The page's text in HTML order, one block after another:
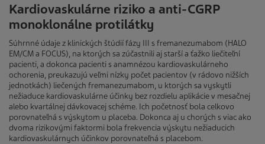
Kardiovaskulárne riziko a anti-CGRP
monoklonálne protilátky
Súhrnné údaje z klinických štúdií fázy III s fremanezumabom (HALO
EM/CM a FOCUS), na ktorých sa zúčastnili aj starší a ťažko liečiteľní
pacienti, a dokonca pacienti s anamnézou kardiovaskulárneho
ochorenia, preukazujú veľmi nízky počet pacientov (v rádovo nižších
jednotkách) liečených fremanezumabom, u ktorých sa vyskytli
nežiaduce kardiovaskulárne účinky bez rozdielu aplikácie v mesačnej
alebo kvartálnej dávkovacej schéme. Ich početnosť bola celkovo
porovnateľná s výskytom u placeba. Dokonca aj u chorých s viac ako
dvoma rizikovými faktormi bola frekvencia výskytu nežiaducich
kardiovaskulárnych účinkov porovnateľná s placebom.